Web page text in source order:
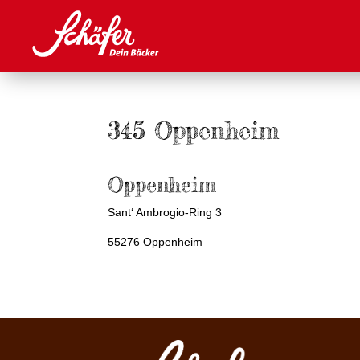
345 Oppenheim
Oppenheim
Sant‘ Ambrogio-Ring 3
55276 Oppenheim